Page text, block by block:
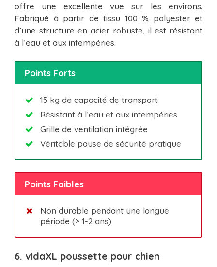
offre une excellente vue sur les environs.
Fabriqué à partir de tissu 100 % polyester et
d’une structure en acier robuste, il est résistant
à l’eau et aux intempéries.
Points Forts
15 kg de capacité de transport
Résistant à l’eau et aux intempéries
Grille de ventilation intégrée
Véritable pause de sécurité pratique
Points Faibles
Non durable pendant une longue
période (> 1-2 ans)
6. vidaXL poussette pour chien